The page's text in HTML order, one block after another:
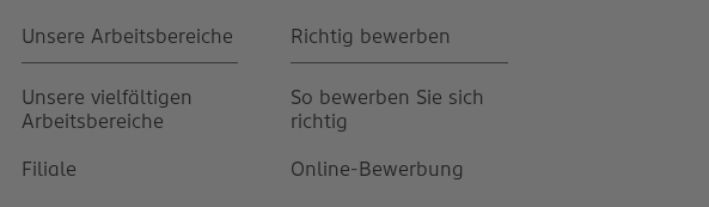
Unsere Arbeitsbereiche
Unsere vielfältigen
Arbeitsbereiche
Filiale
Richtig bewerben
So bewerben Sie sich
richtig
Online-Bewerbung